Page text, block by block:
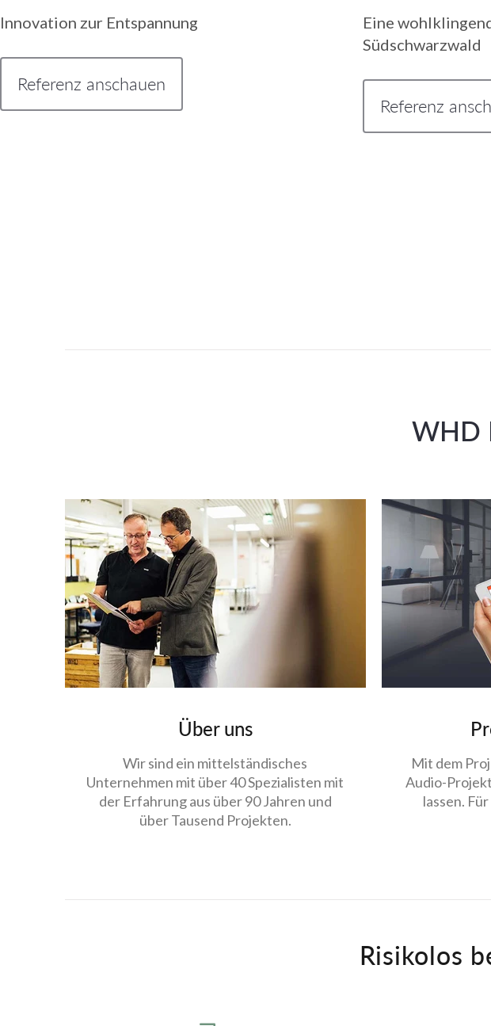
Innovation zur Entspannung
Referenz anschauen
Eine
Südschwarzwald
Referenz
WHD
Über uns
Wir sind ein mittelständisches
Unternehmen mit über 40 Spezialisten mit
der Erfahrung aus über 90 Jahren und
über Tausend Projekten.
Mit dem
Audio-
lassen.
Risikolos